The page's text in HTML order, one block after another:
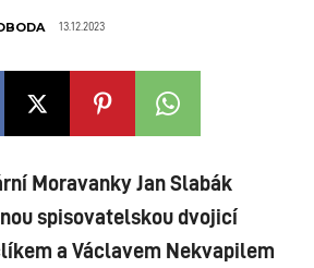
13.12.2023
Moravanky Jan Slabák
spisovatelskou dvojicí
a Václavem Nekvapilem